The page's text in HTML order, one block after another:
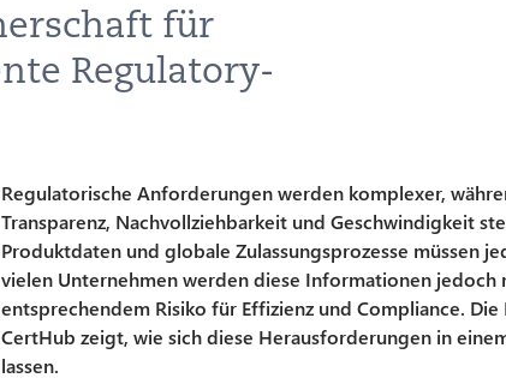
für
Regulatory-
Regulatorische Anforderungen werden komplexer,
Transparenz, Nachvollziehbarkeit und Geschwindigkeit
Produktdaten und globale Zulassungsprozesse müssen
vielen Unternehmen werden diese Informationen
entsprechendem Risiko für Effizienz und Compliance.
CertHub zeigt, wie sich diese Herausforderungen in
lassen.